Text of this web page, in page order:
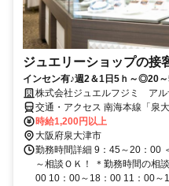
ジュエリーショップの接
インセン有♪週2＆1日5ｈ～◎20
株式会社ジュエルフジミ アル
交通・アクセス 南海本線「泉
時給1,200円以上
大阪府泉大津市
勤務時間詳細 9：45～20：00
～相談ＯＫ！ ＊勤務時間の相
00 10：00～18：00 11：00～